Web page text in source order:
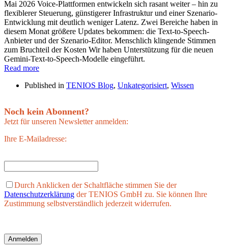
Mai 2026 Voice-Plattformen entwickeln sich rasant weiter – hin zu
flexiblerer Steuerung, günstigerer Infrastruktur und einer Szenario-
Entwicklung mit deutlich weniger Latenz. Zwei Bereiche haben in
diesem Monat größere Updates bekommen: die Text-to-Speech-
Anbieter und der Szenario-Editor. Menschlich klingende Stimmen
zum Bruchteil der Kosten Wir haben Unterstützung für die neuen
Gemini-Text-to-Speech-Modelle eingeführt.
Read more
Published in TENIOS Blog, Unkategorisiert, Wissen
Noch kein Abonnent?
Jetzt für unseren Newsletter anmelden:
Ihre E-Mailadresse:
Durch Anklicken der Schaltfläche stimmen Sie der
Datenschutzerklärung der TENIOS GmbH zu. Sie können Ihre
Zustimmung selbstverständlich jederzeit widerrufen.